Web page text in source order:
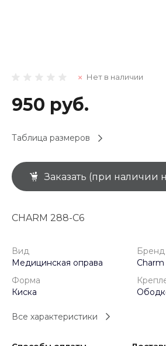
Нет в наличии
950 руб.
Таблица размеров
Заказать (при наличии
CHARM 288-C6
Вид
Медицинская оправа
Бренд
Charm
Форма
Киска
Все характеристики